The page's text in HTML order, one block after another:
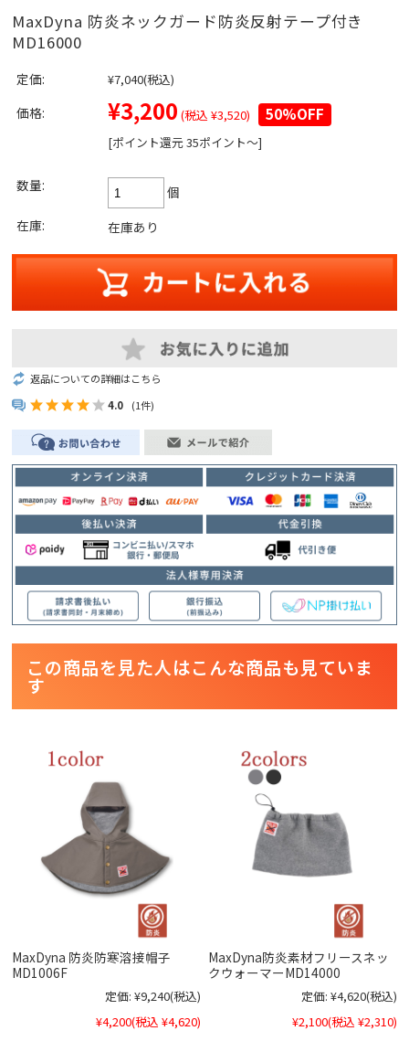
MaxDyna 防炎ネックガード防炎反射テープ付き
MD16000
定価: ¥7,040(税込)
価格: ¥3,200 (税込 ¥3,520) 50%OFF
[ポイント還元 35ポイント～]
数量:
個
在庫:
在庫あり
返品についての詳細はこちら
4.0
(1件)
この商品を見た人はこんな商品も見ていま
す
MaxDyna 防炎防寒溶接帽子
MD1006F
定価: ¥9,240(税込)
¥4,200(税込 ¥4,620)
MaxDyna防炎素材フリースネッ
クウォーマーMD14000
定価: ¥4,620(税込)
¥2,100(税込 ¥2,310)